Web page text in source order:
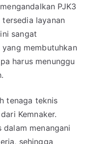
PJK3
layanan
sangat
membutuhkan
harus menunggu
tenaga teknis
Kemnaker.
dalam menangani
sehingga